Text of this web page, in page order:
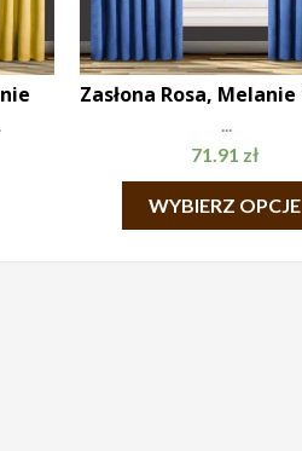
...
71.91 zł
WYBIERZ OPCJE